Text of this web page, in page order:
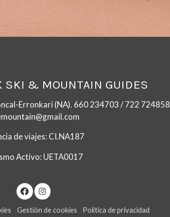
SKI & MOUNTAIN GUIDES
Erronkari (NA). 660 234703 / 722 724858
de viajes: CI.NA187
Activo: UETA0017
Gestión de cookies Política de privacidad